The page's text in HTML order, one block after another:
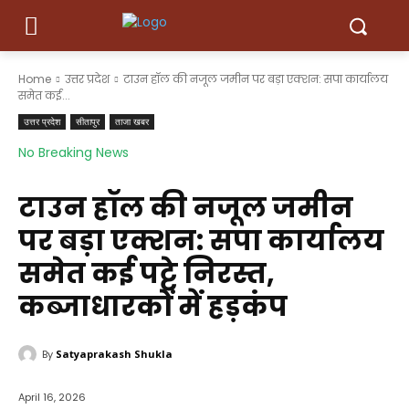
Home उत्तर प्रदेश
टाउन हॉल की नजूल जमीन पर बड़ा एक्शन: सपा कार्यालय
समेत कई...
उत्तर प्रदेश सीतापुर ताजा खबर
No Breaking News
टाउन हॉल की नजूल जमीन
पर बड़ा एक्शन: सपा कार्यालय
समेत कई पट्टे निरस्त,
कब्जाधारकों में हड़कंप
By Satyaprakash Shukla
April 16, 2026